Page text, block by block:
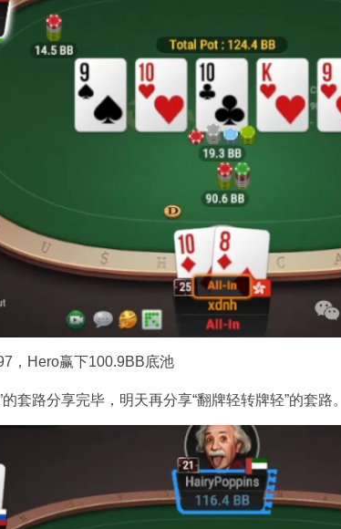
，Hero赢下100.9BB底池
的套路分享完毕，明天再分享“翻牌轻转牌轻”的套路。